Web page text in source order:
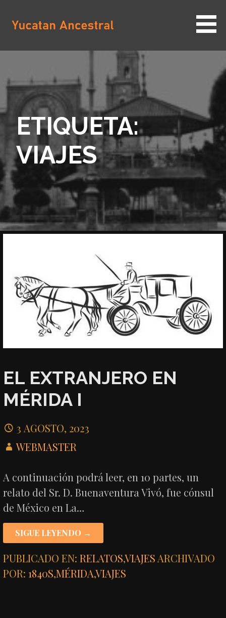
contenido
YUCATAN ANCESTRAL
ETIQUETA:
VIAJES
EL EXTRANJERO EN
MÉRIDA I
3 AGOSTO, 2023
WEBMASTER
A continuación podrá leer, en 10 partes, un
relato del Sr. D. Buenaventura Vivó, fue cónsul
de México en La…
SIGUE LEYENDO →
PUBLICADO EN:RELATOS,VIAJES ARCHIVADO
POR:1840S,MÉRIDA,VIAJES